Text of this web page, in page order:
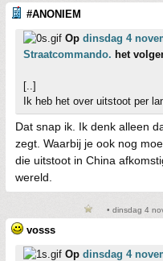
#ANONIEM
Op dinsdag 4
Straatcommando. het
[..]
Ik heb het over uitstoot per
Dat snap ik. Ik denk alleen
zegt. Waarbij je ook nog
die uitstoot in China
wereld.
• dinsdag 4
vosss
Op dinsdag 4